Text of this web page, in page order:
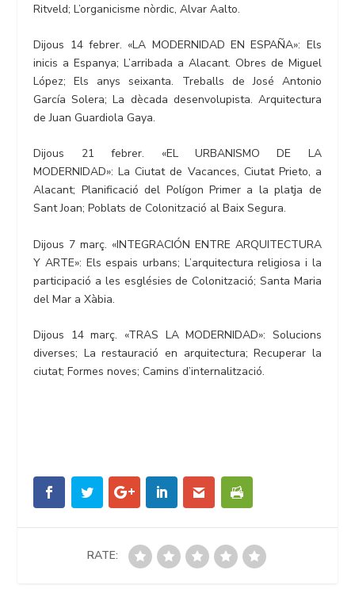
Ritveld; L’organicisme nòrdic, Alvar Aalto.
Dijous 14 febrer. «LA MODERNIDAD EN ESPAÑA»: Els
inicis a Espanya; L’arribada a Alacant. Obres de Miguel
López; Els anys seixanta. Treballs de José Antonio
García Solera; La dècada desenvolupista. Arquitectura
de Juan Guardiola Gaya.
Dijous 21 febrer. «EL URBANISMO DE LA
MODERNIDAD»: La Ciutat de Vacances, Ciutat Prieto, a
Alacant; Planificació del Polígon Primer a la platja de
Sant Joan; Poblats de Colonització al Baix Segura.
Dijous 7 març. «INTEGRACIÓN ENTRE ARQUITECTURA
Y ARTE»: Els espais urbans; L’arquitectura religiosa i la
participació a les esglésies de Colonització; Santa Maria
del Mar a Xàbia.
Dijous 14 març. «TRAS LA MODERNIDAD»: Solucions
diverses; La restauració en arquitectura; Recuperar la
ciutat; Formes noves; Camins d’internalització.
RATE: